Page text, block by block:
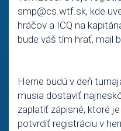
smp@cs.wtf.sk, kde
hráčov a ICQ na
bude váš tím hrať, mail
Herne budú v deň
musia dostaviť
zaplatiť zápisné, ktoré
potvrdiť registráciu v